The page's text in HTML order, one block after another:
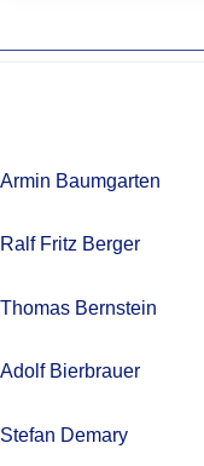
Armin Baumgarten
Ralf Fritz Berger
Thomas Bernstein
Adolf Bierbrauer
Stefan Demary